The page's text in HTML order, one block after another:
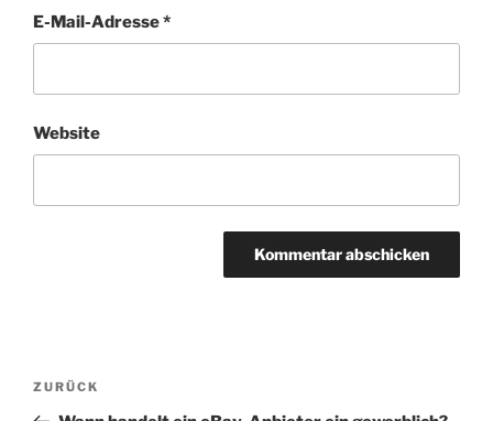
E-Mail-Adresse*
Website
Beitragsnavigation
Vorheriger
Beitrag
ZURÜCK